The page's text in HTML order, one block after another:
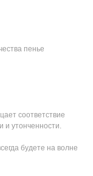
пенье
соответствие
и утонченности.
будете на волне